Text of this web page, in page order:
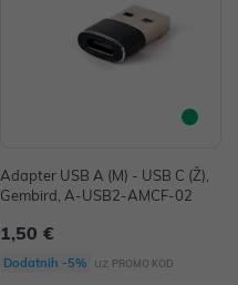
Adapter USB A (M) - USB C (Ž),
Gembird, A-USB2-AMCF-02
1,50 €
Dodatnih -5% uz PROMO KOD